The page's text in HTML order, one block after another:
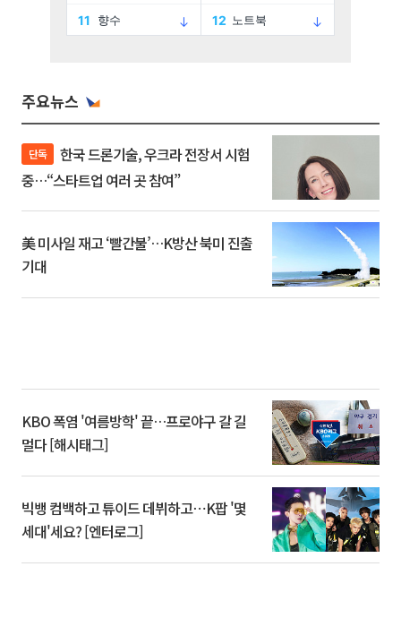
주요뉴스
단독
중…“스타트업 여러 곳 참여”
美 미사일 재고 ‘빨간불’…K방산 북미 진출
기대
KBO 폭염 '여름방학' 끝…프로야구 갈 길
멀다 [해시태그]
빅뱅 컴백하고 튜이드 데뷔하고⋯K팝 '몇
세대'세요? [엔터로그]